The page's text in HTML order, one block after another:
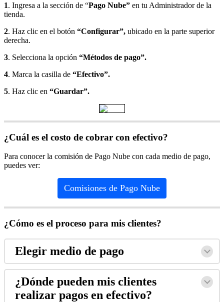
1. Ingresa a la sección de “Pago Nube” en tu Administrador de la
tienda.
2. Haz clic en el botón “Configurar”, ubicado en la parte superior
derecha.
3. Selecciona la opción “Métodos de pago”.
4. Marca la casilla de “Efectivo”.
5. Haz clic en “Guardar”.
¿Cuál es el costo de cobrar con efectivo?
Para conocer la comisión de Pago Nube con cada medio de pago,
puedes ver:
Comisiones de Pago Nube
¿Cómo es el proceso para mis clientes?
Elegir medio de pago
¿Dónde pueden mis clientes
realizar pagos en efectivo?